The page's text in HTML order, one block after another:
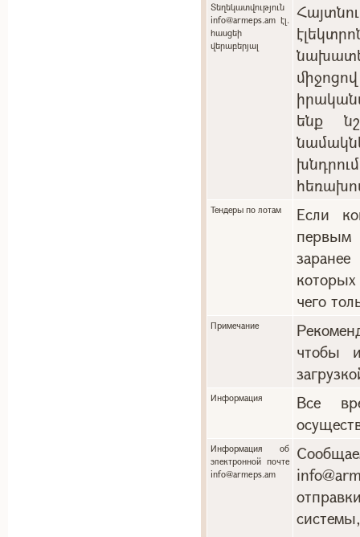
Տեղեկատվություն
info@armeps.am էլ.
հասցեի
վերաբերյալ
ենք
Тендеры по лотам
Если
первым
чего
Примечание
чтобы
Информация
Все
Информация об
электронной почте
info@armeps.am